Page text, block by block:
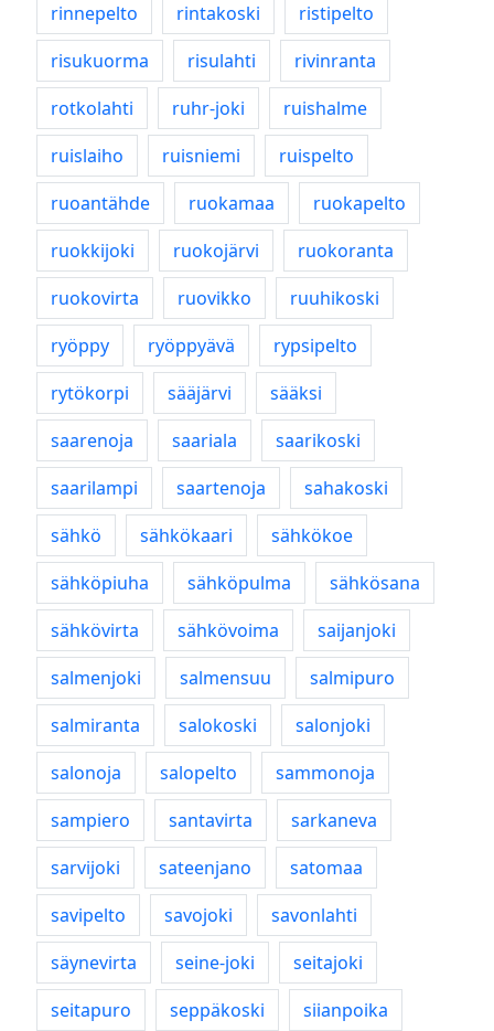
rinnepelto rintakoski
ristipelto
risukuorma
risulahti
rivinranta
rotkolahti
ruhr-joki
ruishalme
ruislaiho
ruisniemi
ruispelto
ruoantähde
ruokamaa
ruokapelto
ruokkijoki
ruokojärvi
ruokoranta
ruokovirta
ruovikko
ruuhikoski
ryöppy
ryöppyävä
rypsipelto
rytökorpi
sääjärvi
sääksi
saarenoja
saariala
saarikoski
saarilampi
saartenoja
sahakoski
sähkö
sähkökaari
sähkökoe
sähköpiuha
sähköpulma
sähkösana
sähkövirta
sähkövoima
saijanjoki
salmenjoki
salmensuu
salmipuro
salmiranta
salokoski
salonjoki
salonoja
salopelto
sammonoja
sampiero
santavirta
sarkaneva
sarvijoki
sateenjano
satomaa
savipelto
savojoki
savonlahti
säynevirta
seine-joki
seitajoki
seitapuro
seppäkoski
siianpoika